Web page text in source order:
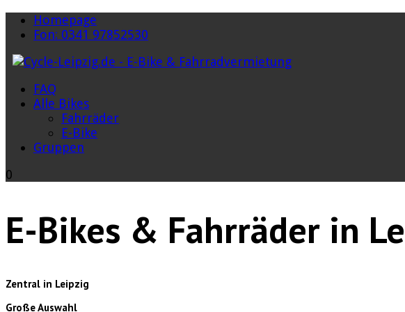
Homepage
Fon: 0341 97852530
FAQ
Alle Bikes
Fahrräder
E-Bike
Gruppen
0
E-Bikes & Fahrräder in
Zentral in Leipzig
Große Auswahl